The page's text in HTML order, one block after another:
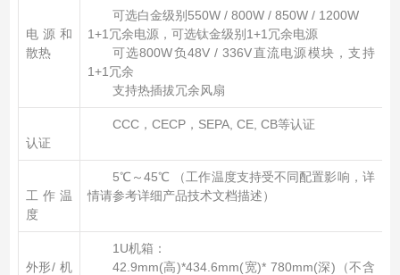
电源和
散热
可选白金级别550W / 800W / 850W / 1200W
1+1冗余电源，可选钛金级别1+1冗余电源
可选800W负48V / 336V直流电源模块，支持
1+1冗余
支持热插拔冗余风扇
认证
CCC，CECP，SEPA, CE, CB等认证
工作温
度
5℃～45℃ （工作温度支持受不同配置影响，详
情请参考详细产品技术文档描述）
外形/ 机
1U机箱：
42.9mm(高)*434.6mm(宽)* 780mm(深)（不含